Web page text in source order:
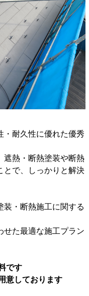
・耐久性に優れた優秀
遮熱・断熱塗装や断熱
とで、しっかりと解決
装・断熱施工に関する
せた最適な施工プラン
です
意しております